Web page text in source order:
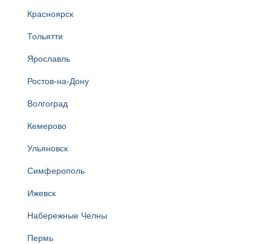
Красноярск
Тольятти
Ярославль
Ростов-на-Дону
Волгоград
Кемерово
Ульяновск
Симферополь
Ижевск
Набережные Челны
Пермь